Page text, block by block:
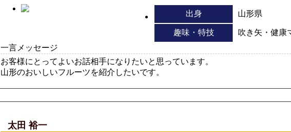
出身 山形県
趣味・特技
吹き矢・健康
一言メッセージ
お客様にとってよいお話相手になりたいと思っています。
山形のおいしいフルーツを紹介したいです。
太田 裕一